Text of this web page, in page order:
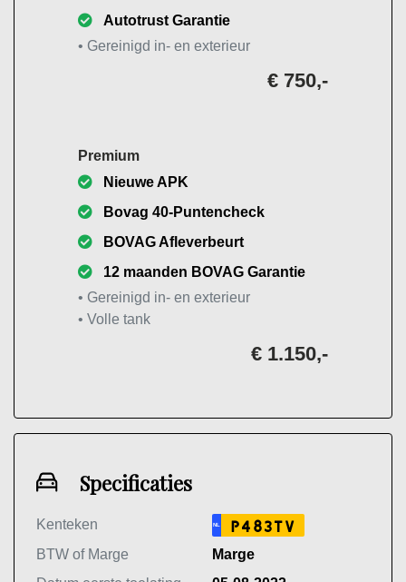
Autotrust Garantie
• Gereinigd in- en exterieur
€ 750,-
Premium
Nieuwe APK
Bovag 40-Puntencheck
BOVAG Afleverbeurt
12 maanden BOVAG Garantie
• Gereinigd in- en exterieur
• Volle tank
€ 1.150,-
Specificaties
Kenteken NL P483TV
BTW of Marge
Marge